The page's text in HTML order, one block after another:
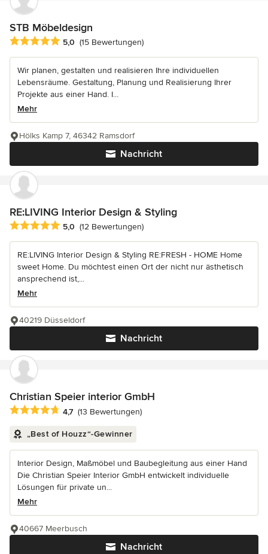
STB Möbeldesign
Durchschnittliche Bewertung: 5 von 5 Sternen
5,0 (15 Bewertungen)
Wir planen, gestalten und realisieren Ihre individuellen
Lebensräume. Gestaltung, Planung und Realisierung Ihrer
Projekte aus einer Hand. I...
Mehr
Nachricht
Hölks Kamp 7, 46342 Ramsdorf
RE:LIVING Interior Design & Styling
Durchschnittliche Bewertung: 5 von 5 Sternen
5,0 (12 Bewertungen)
RE:LIVING Interior Design & Styling RE:FRESH - HOME Home
sweet Home. Du möchtest einen Ort der nicht nur ästhetisch
ansprechend ist,...
Mehr
Nachricht
40219 Düsseldorf
Christian Speier interior GmbH
Durchschnittliche Bewertung: 4.7 von 5 Sternen
4,7 (13 Bewertungen)
„Best of Houzz“-Gewinner
Interior Design, Maßmöbel und Baubegleitung aus einer Hand
Die Christian Speier Interior GmbH entwickelt individuelle
Lösungen für private un...
Mehr
Nachricht
40667 Meerbusch